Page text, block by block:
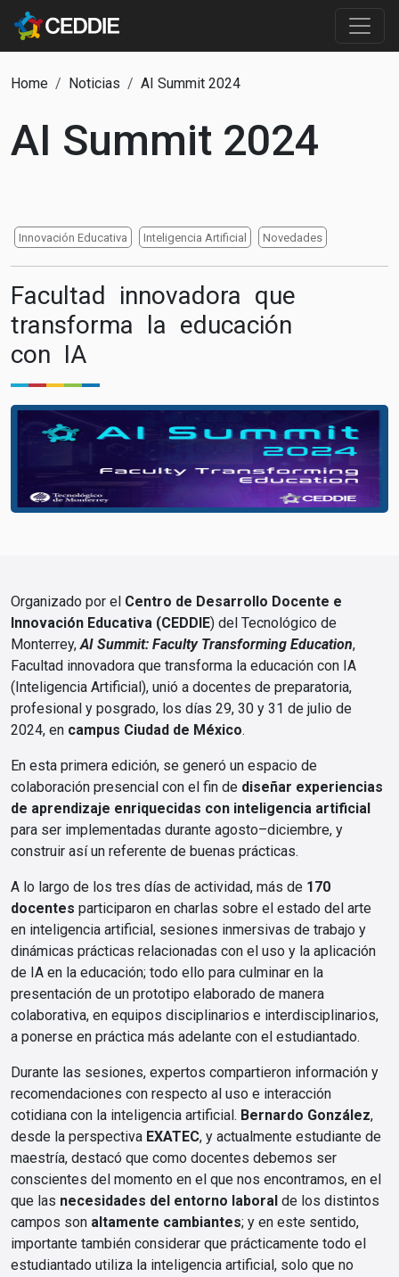
Pasar al contenido principal
Ruta de navegación
Home Noticias AI Summit 2024
AI Summit 2024
Innovación Educativa Inteligencia Artificial Novedades
Facultad innovadora que
transforma la educación
con IA
Image
Organizado por el Centro de Desarrollo Docente e
Innovación Educativa (CEDDIE) del Tecnológico de
Monterrey,AI Summit: Faculty Transforming Education,
Facultad innovadora que transforma la educación con IA
(Inteligencia Artificial), unió a docentes de preparatoria,
profesional y posgrado, los días 29, 30 y 31 de julio de
2024, en campus Ciudad de México.
En esta primera edición, se generó un espacio de
colaboración presencial con el fin de diseñar experiencias
de aprendizaje enriquecidas con inteligencia artificial
para ser implementadas durante agosto–diciembre, y
construir así un referente de buenas prácticas.
A lo largo de los tres días de actividad, más de 170
docentes participaron en charlas sobre el estado del arte
en inteligencia artificial, sesiones inmersivas de trabajo y
dinámicas prácticas relacionadas con el uso y la aplicación
de IA en la educación; todo ello para culminar en la
presentación de un prototipo elaborado de manera
colaborativa, en equipos disciplinarios e interdisciplinarios,
a ponerse en práctica más adelante con el estudiantado.
Durante las sesiones, expertos compartieron información y
recomendaciones con respecto al uso e interacción
cotidiana con la inteligencia artificial. Bernardo González,
desde la perspectiva EXATEC, y actualmente estudiante de
maestría, destacó que como docentes debemos ser
conscientes del momento en el que nos encontramos, en el
que las necesidades del entorno laboral de los distintos
campos son altamente cambiantes; y en este sentido,
importante también considerar que prácticamente todo el
estudiantado utiliza la inteligencia artificial, solo que no